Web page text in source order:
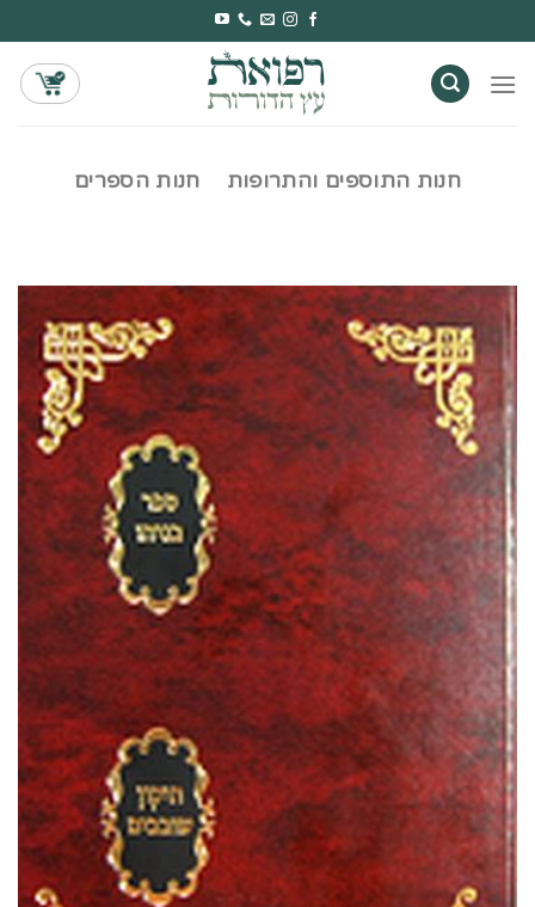
to
content
חנות התוספים והתרופות חנות הספרים